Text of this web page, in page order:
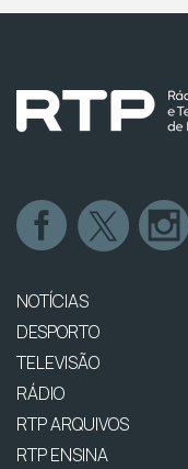
NOTÍCIAS
DESPORTO
TELEVISÃO
RÁDIO
RTP ARQUIVOS
RTP ENSINA